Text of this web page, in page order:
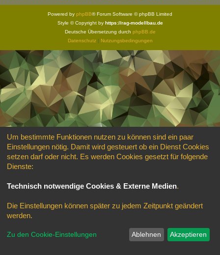
Powered by phpBB® Forum Software © phpBB Limited
Style © Copyright by https://rag-modellbau.de
Deutsche Übersetzung durch phpBB.de
Datenschutz| Nutzungsbedingungen
Um bestimmte Funktionen nutzen zu können sind ein paar
Einstellungen nötig. Damit wird gesteuert ob ein Dienst Cookies
setzen darf oder nicht. Es werden Cookies gesetzt für folgende
Dienste:
Technisch notwendige Cookies & Externe Medien.
Die Einstellungen können später zu jedem Zeitpunkt geändert
werden.
Zu den Cookie-Einstellungen Ablehnen Akzeptieren